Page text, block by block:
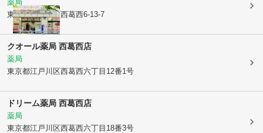
薬局
東京都江戸川区西葛西6-13-7
クオール薬局 西葛西店
薬局
東京都江戸川区西葛西六丁目12番1号
ドリーム薬局 西葛西店
薬局
東京都江戸川区西葛西六丁目18番3号